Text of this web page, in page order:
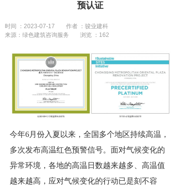
预认证
时间 ：2023-07-17
作者 ：骏业建科
来源：绿色建筑咨询服务
浏览 ： 162
今年6月份入夏以来，全国多个地区持续高温，
多次发布高温红色预警信号。面对气候变化的
异常环境，各地的高温日数越来越多、高温值
越来越高，应对气候变化的行动已是刻不容